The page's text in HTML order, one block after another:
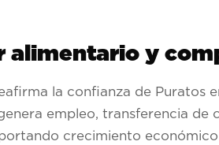
alimentario y
la confianza de Puratos
empleo, transferencia
crecimiento